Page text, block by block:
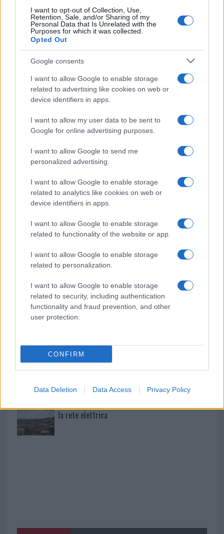
I want to opt-out of Collection, Use,
Retention, Sale, and/or Sharing of my
Personal Data that Is Unrelated with the
Purposes for which it was collected.
Opted Out
Google consents
I want to allow Google to enable storage
related to advertising like cookies on web or
device identifiers in apps.
I want to allow my user data to be sent to
Google for online advertising purposes.
I want to allow Google to send me
personalized advertising.
I want to allow Google to enable storage
related to analytics like cookies on web or
device identifiers in apps.
I want to allow Google to enable storage
related to functionality of the website or app.
I want to allow Google to enable storage
related to personalization.
I want to allow Google to enable storage
related to security, including authentication
functionality and fraud prevention, and other
user protection.
CONFIRM
Data Deletion Data Access Privacy Policy
Condividi l'articolo
F
a
ce
b
o
k
T
w
it
te
r
Pi
n
te
re
st
W
h
s
A
p
p
S
h
re
Articolo precedente
Prossimo articolo
NOTIZIE RECENTI
Le previsioni meteo per il weekend a Olbia e in
Gallura
Michelle Hunziker in Gallura, bella anche dal
vivo: un amico vip svela come fa
Calangianus, dopo le polemiche il centro
esplode la protesta
Pausa caffè impeccabile: come scegliere la
Monte Pino, la fine di un lungo dolore: storia e
rinascita della strada che segnò la Gallura
la rete elettrica